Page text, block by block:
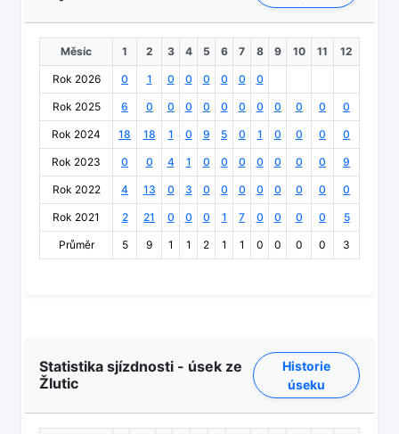
Měsíc 1 2 3 4 5 6 7 8 9 10 11 12
Rok 2026 0 1 0 0 0 0 0 0
Rok 2025 6 0 0 0 0 0 0 0 0 0 0 0
Rok 2024 18 18 1 0 9 5 0 1 0 0 0 0
Rok 2023 0 0 4 1 0 0 0 0 0 0 0 9
Rok 2022 4 13 0 3 0 0 0 0 0 0 0 0
Rok 2021 2 21 0 0 0 1 7 0 0 0 0 5
Průměr 5 9 1 1 2 1 1 0 0 0 0 3
Statistika sjízdnosti - úsek ze
Žlutic
Historie
úseku